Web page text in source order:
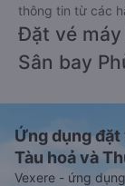
thông tin từ các
Đặt vé
Sân bay
Ứng dụng đặt
Tàu hoả và
Vexere - ứng